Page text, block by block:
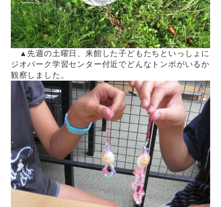
▲先週の土曜日、来館した子どもたちといっしょに
ジオパーク学習センター付近でどんなトンボがいるか
観察しました。